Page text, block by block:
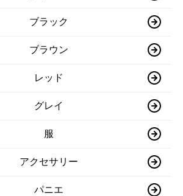
ブラック
ブラウン
レッド
グレイ
服
アクセサリー
パニエ